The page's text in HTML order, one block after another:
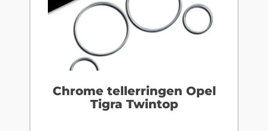
Chrome tellerringen Opel
Tigra Twintop